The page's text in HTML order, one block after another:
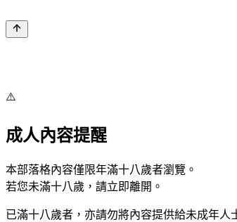
⚠️
成人內容提醒
本部落格內容僅限年滿十八歲者瀏覽。
若您未滿十八歲，請立即離開。
已滿十八歲者，亦請勿將內容提供給未成年人